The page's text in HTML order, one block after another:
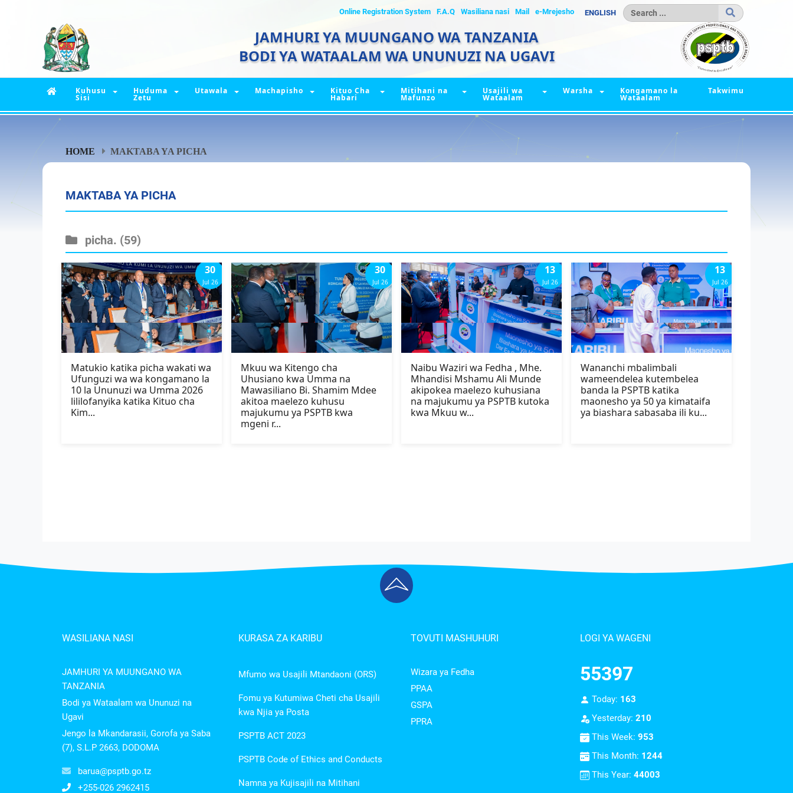
Online Registration System F.A.Q Wasiliana nasi Mail e-Mrejesho ENGLISH
JAMHURI YA MUUNGANO WA TANZANIA
BODI YA WATAALAM WA UNUNUZI NA UGAVI
Kuhusu
Sisi
Huduma
Zetu
Utawala Machapisho Kituo Cha
Habari
Mitihani na
Mafunzo
Usajili wa
Wataalam
Warsha Kongamano la
Wataalam
Takwimu
HOME MAKTABA YA PICHA
MAKTABA YA PICHA
picha. (59)
30
Jul 26
Matukio katika picha wakati wa
Ufunguzi wa wa kongamano la
10 la Ununuzi wa Umma 2026
lililofanyika katika Kituo cha
Kim...
30
Jul 26
Mkuu wa Kitengo cha
Uhusiano kwa Umma na
Mawasiliano Bi. Shamim Mdee
akitoa maelezo kuhusu
majukumu ya PSPTB kwa
mgeni r...
13
Jul 26
Naibu Waziri wa Fedha , Mhe.
Mhandisi Mshamu Ali Munde
akipokea maelezo kuhusiana
na majukumu ya PSPTB kutoka
kwa Mkuu w...
13
Jul 26
Wananchi mbalimbali
wameendelea kutembelea
banda la PSPTB katika
maonesho ya 50 ya kimataifa
ya biashara sabasaba ili ku...
WASILIANA NASI
JAMHURI YA MUUNGANO WA
TANZANIA
Bodi ya Wataalam wa Ununuzi na
Ugavi
Jengo la Mkandarasii, Gorofa ya Saba
(7), S.L.P 2663, DODOMA
barua@psptb.go.tz
+255-026 2962415
KURASA ZA KARIBU
Mfumo wa Usajili Mtandaoni (ORS)
Fomu ya Kutumiwa Cheti cha Usajili
kwa Njia ya Posta
PSPTB ACT 2023
PSPTB Code of Ethics and Conducts
Namna ya Kujisajili na Mitihani
TOVUTI MASHUHURI
Wizara ya Fedha
PPAA
GSPA
PPRA
LOGI YA WAGENI
55397
Today: 163
Yesterday: 210
This Week: 953
This Month: 1244
This Year: 44003